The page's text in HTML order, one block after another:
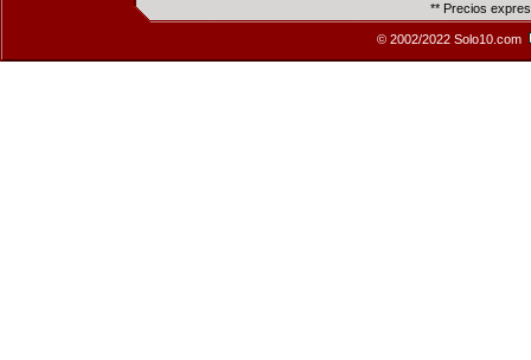
** Precios
© 2002/2022 Solo10.com